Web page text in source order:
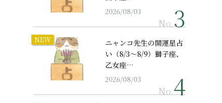
2026/08/03
No.
NEW
ニャンコ先生の開運星占
い（8/3～8/9）獅子座、
乙女座…
2026/08/03
No.